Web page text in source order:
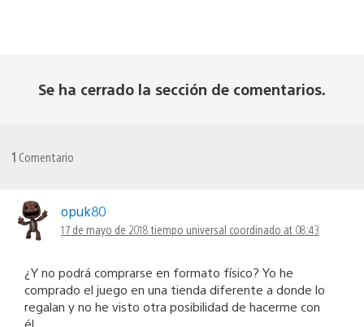
Se ha cerrado la sección de comentarios.
1 Comentario
opuk80
17 de mayo de 2018 tiempo universal coordinado at 08:43
¿Y no podrá comprarse en formato físico? Yo he
comprado el juego en una tienda diferente a donde lo
regalan y no he visto otra posibilidad de hacerme con
él…